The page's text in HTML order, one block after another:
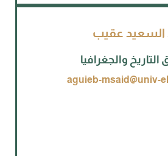
السعيد عقيب
والجغرافيا
aguieb-msaid@univ-